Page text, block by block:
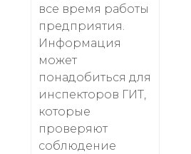
все время работы
предприятия.
Информация
может
понадобиться для
инспекторов ГИТ,
которые
проверяют
соблюдение